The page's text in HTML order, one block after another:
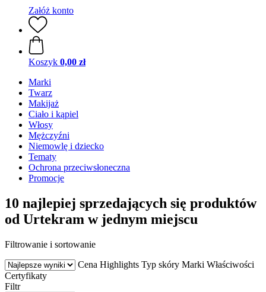
Załóż konto
Koszyk 0,00 zł
Marki
Twarz
Makijaż
Ciało i kąpiel
Włosy
Mężczyźni
Niemowlę i dziecko
Tematy
Ochrona przeciwsłoneczna
Promocje
10 najlepiej sprzedających się produktów
od Urtekram w jednym miejscu
Filtrowanie i sortowanie
Cena Highlights Typ skóry Marki Właściwości
Certyfikaty
Filtr